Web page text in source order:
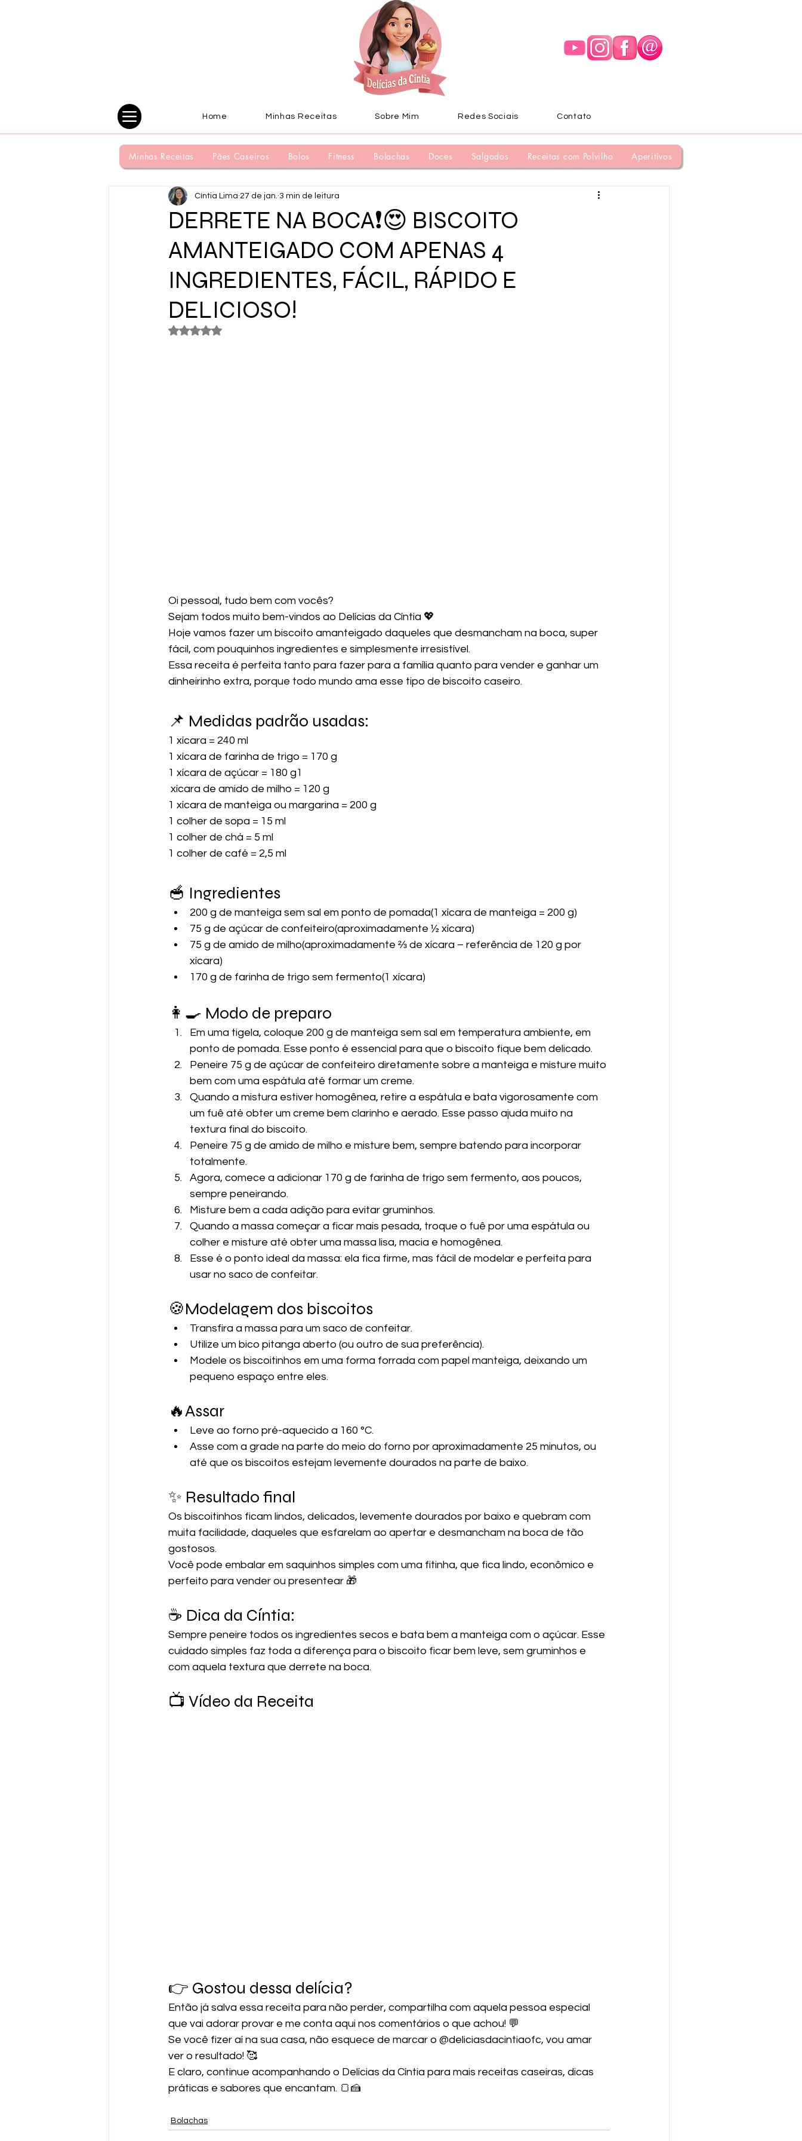
Home Minhas Receitas Sobre Mim Redes Sociais Contato
Minhas Receitas Pães Caseiros Bolos Fitness Bolachas Doces Salgados Receitas com Polvilho Aperitivos
DERRETE NA BOCA❗😍 BISCOITO
AMANTEIGADO COM APENAS 4
INGREDIENTES, FÁCIL, RÁPIDO E
DELICIOSO!
Cíntia Lima 27 de jan. 3 min de leitura
Avaliado com NaN de 5 estrelas.
Oi pessoal, tudo bem com vocês?
Sejam todos muito bem-vindos ao Delícias da Cíntia 💖
Hoje vamos fazer um biscoito amanteigado daqueles que desmancham na boca, super
fácil, com pouquinhos ingredientes e simplesmente irresistível.
Essa receita é perfeita tanto para fazer para a família quanto para vender e ganhar um
dinheirinho extra, porque todo mundo ama esse tipo de biscoito caseiro.
📌 Medidas padrão usadas:
1 xícara = 240 ml
1 xícara de farinha de trigo = 170 g
1 xícara de açúcar = 180 g1
xícara de amido de milho = 120 g
1 xícara de manteiga ou margarina = 200 g
1 colher de sopa = 15 ml
1 colher de chá = 5 ml
1 colher de café = 2,5 ml
🥣 Ingredientes
200 g de manteiga sem sal em ponto de pomada(1 xícara de manteiga = 200 g)
75 g de açúcar de confeiteiro(aproximadamente ½ xícara)
75 g de amido de milho(aproximadamente ⅔ de xícara – referência de 120 g por
xícara)
170 g de farinha de trigo sem fermento(1 xícara)
👩‍🍳 Modo de preparo
Em uma tigela, coloque 200 g de manteiga sem sal em temperatura ambiente, em
ponto de pomada. Esse ponto é essencial para que o biscoito fique bem delicado.
Peneire 75 g de açúcar de confeiteiro diretamente sobre a manteiga e misture muito
bem com uma espátula até formar um creme.
Quando a mistura estiver homogênea, retire a espátula e bata vigorosamente com
um fuê até obter um creme bem clarinho e aerado. Esse passo ajuda muito na
textura final do biscoito.
Peneire 75 g de amido de milho e misture bem, sempre batendo para incorporar
totalmente.
Agora, comece a adicionar 170 g de farinha de trigo sem fermento, aos poucos,
sempre peneirando.
Misture bem a cada adição para evitar gruminhos.
Quando a massa começar a ficar mais pesada, troque o fuê por uma espátula ou
colher e misture até obter uma massa lisa, macia e homogênea.
Esse é o ponto ideal da massa: ela fica firme, mas fácil de modelar e perfeita para
usar no saco de confeitar.
🍪Modelagem dos biscoitos
Transfira a massa para um saco de confeitar.
Utilize um bico pitanga aberto (ou outro de sua preferência).
Modele os biscoitinhos em uma forma forrada com papel manteiga, deixando um
pequeno espaço entre eles.
🔥Assar
Leve ao forno pré-aquecido a 160 °C.
Asse com a grade na parte do meio do forno por aproximadamente 25 minutos, ou
até que os biscoitos estejam levemente dourados na parte de baixo.
✨ Resultado final
Os biscoitinhos ficam lindos, delicados, levemente dourados por baixo e quebram com
muita facilidade, daqueles que esfarelam ao apertar e desmancham na boca de tão
gostosos.
Você pode embalar em saquinhos simples com uma fitinha, que fica lindo, econômico e
perfeito para vender ou presentear 🎁
☕ Dica da Cíntia:
Sempre peneire todos os ingredientes secos e bata bem a manteiga com o açúcar. Esse
cuidado simples faz toda a diferença para o biscoito ficar bem leve, sem gruminhos e
com aquela textura que derrete na boca.
📺 Vídeo da Receita
👉 Gostou dessa delícia?
Então já salva essa receita para não perder, compartilha com aquela pessoa especial
que vai adorar provar e me conta aqui nos comentários o que achou! 💬
Se você fizer aí na sua casa, não esquece de marcar o @deliciasdacintiaofc, vou amar
ver o resultado! 🥰
E claro, continue acompanhando o Delícias da Cíntia para mais receitas caseiras, dicas
práticas e sabores que encantam. 🍞🍰
Bolachas